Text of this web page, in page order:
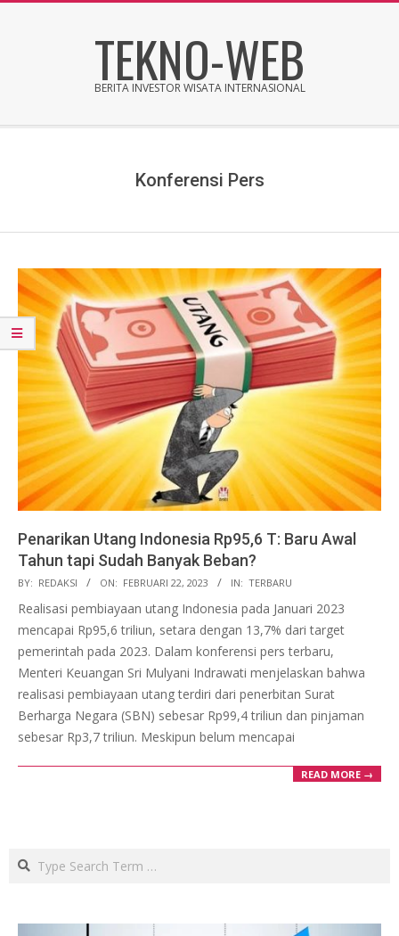
TEKNO-WEB
BERITA INVESTOR WISATA INTERNASIONAL
Konferensi Pers
Penarikan Utang Indonesia Rp95,6 T: Baru Awal
Tahun tapi Sudah Banyak Beban?
2023-
02-
22
BY: REDAKSI ON: FEBRUARI 22, 2023 IN: TERBARU
Realisasi pembiayaan utang Indonesia pada Januari 2023
mencapai Rp95,6 triliun, setara dengan 13,7% dari target
pemerintah pada 2023. Dalam konferensi pers terbaru,
Menteri Keuangan Sri Mulyani Indrawati menjelaskan bahwa
realisasi pembiayaan utang terdiri dari penerbitan Surat
Berharga Negara (SBN) sebesar Rp99,4 triliun dan pinjaman
sebesar Rp3,7 triliun. Meskipun belum mencapai
READ MORE →
Search